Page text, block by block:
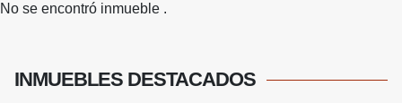
No se encontró inmueble .
INMUEBLES DESTACADOS